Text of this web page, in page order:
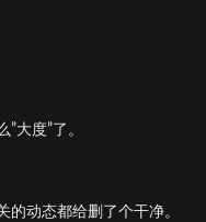
大度”了。
动态都给删了个干净。